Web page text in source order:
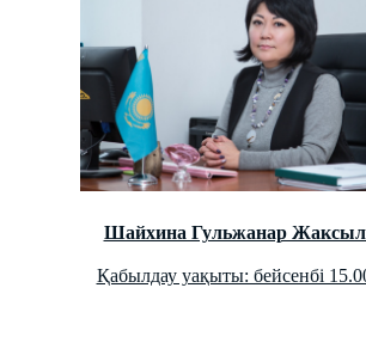
Шайхина Гульжанар
Қабылдау уақыты: бейсенбі